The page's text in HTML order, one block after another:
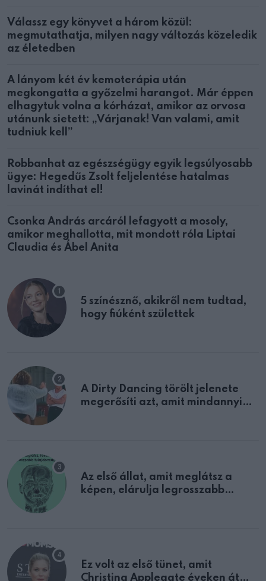
Válassz egy könyvet a három közül:
megmutathatja, milyen nagy változás közeledik
az életedben
A lányom két év kemoterápia után
megkongatta a győzelmi harangot. Már éppen
elhagytuk volna a kórházat, amikor az orvosa
utánunk sietett: „Várjanak! Van valami, amit
tudniuk kell”
Robbanhat az egészségügy egyik legsúlyosabb
ügye: Hegedűs Zsolt feljelentése hatalmas
lavinát indíthat el!
Csonka András arcáról lefagyott a mosoly,
amikor meghallotta, mit mondott róla Liptai
Claudia és Ábel Anita
5 színésznő, akikről nem tudtad,
hogy fiúként születtek
A Dirty Dancing törölt jelenete
megerősíti azt, amit mindannyian
Az első állat, amit meglátsz a
képen, elárulja legrosszabb
Ez volt az első tünet, amit
Christina Applegate éveken át